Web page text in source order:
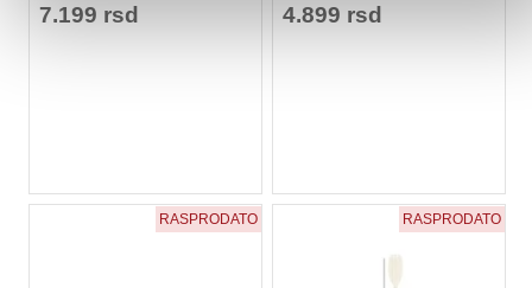
7.199 rsd 4.899 rsd
RASPRODATO RASPRODATO